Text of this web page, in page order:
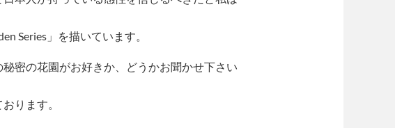
Series」を描いています。
密の花園がお好きか、どうかお聞かせ下さい
ります。